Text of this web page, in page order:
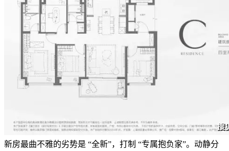
新房最曲不雅的劣势是 “全新”，打制 “专属抱负家”。动静分